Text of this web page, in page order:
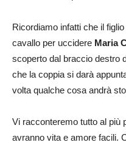
Ricordiamo infatti che il
cavallo per uccidere Maria
scoperto dal braccio destro
che la coppia si darà
volta qualche cosa andrà
Vi racconteremo tutto al più
avranno vita e amore facili.